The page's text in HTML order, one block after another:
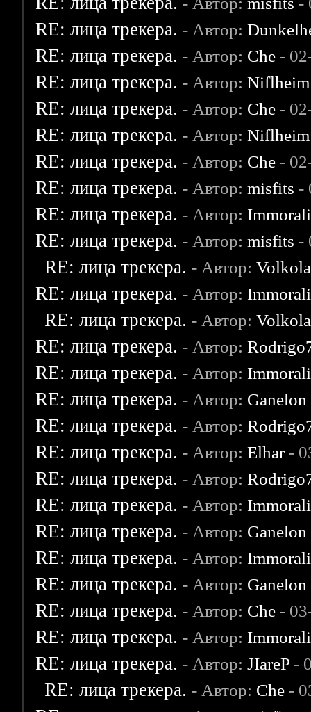
RE: лица трекера. - Автор:
RE: лица трекера. - Автор: Che -
RE: лица трекера. - Автор:Niflheim
RE: лица трекера. - Автор: Che -
RE: лица трекера. - Автор:Niflheim
RE: лица трекера. - Автор: Che -
RE: лица трекера. - Автор:misfits -
RE: лица трекера. - Автор:
RE: лица трекера. - Автор:misfits -
RE: лица трекера. - Автор:
RE: лица трекера. - Автор:
RE: лица трекера. - Автор:
RE: лица трекера. - Автор:
RE: лица трекера. - Автор:
RE: лица трекера. - Автор: Ganelon
RE: лица трекера. - Автор:
RE: лица трекера. - Автор:Elhar-
RE: лица трекера. - Автор:
RE: лица трекера. - Автор:
RE: лица трекера. - Автор: Ganelon
RE: лица трекера. - Автор:
RE: лица трекера. - Автор: Ganelon
RE: лица трекера. - Автор: Che -
RE: лица трекера. - Автор:
RE: лица трекера. - Автор:JIareP -
RE: лица трекера. - Автор: Che -